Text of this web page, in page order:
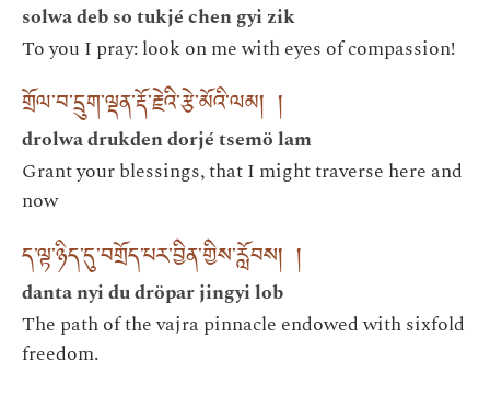
solwa deb so tukjé chen gyi zik
To you I pray: look on me with eyes of compassion!
གྲོལ་བ་དྲུག་ལྡན་རྡོ་རྗེའི་རྩེ་མོའི་ལམ། །
drolwa drukden dorjé tsemö lam
Grant your blessings, that I might traverse here and
now
ད་ལྟ་ཉིད་དུ་བགྲོད་པར་བྱིན་གྱིས་རློབས། །
danta nyi du dröpar jingyi lob
The path of the vajra pinnacle endowed with sixfold
freedom.